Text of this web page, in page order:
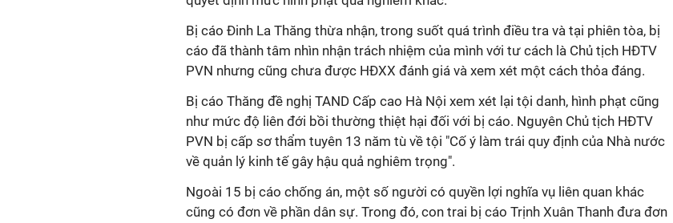
Bị cáo Đinh La Thăng thừa nhận, trong suốt quá trình điều tra và tại phiên tòa, bị
cáo đã thành tâm nhìn nhận trách nhiệm của mình với tư cách là Chủ tịch HĐTV
PVN nhưng cũng chưa được HĐXX đánh giá và xem xét một cách thỏa đáng.
Bị cáo Thăng đề nghị TAND Cấp cao Hà Nội xem xét lại tội danh, hình phạt cũng
như mức độ liên đới bồi thường thiệt hại đối với bị cáo. Nguyên Chủ tịch HĐTV
PVN bị cấp sơ thẩm tuyên 13 năm tù về tội "Cố ý làm trái quy định của Nhà nước
về quản lý kinh tế gây hậu quả nghiêm trọng".
Ngoài 15 bị cáo chống án, một số người có quyền lợi nghĩa vụ liên quan khác
cũng có đơn về phần dân sự. Trong đó, con trai bị cáo Trịnh Xuân Thanh đưa đơn